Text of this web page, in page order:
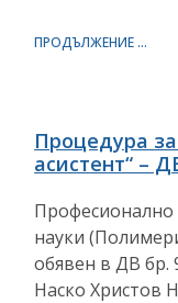
ПРОДЪЛЖЕНИЕ ...
Процедура
асистент“ –
Професионално
науки
обявен в ДВ бр.
Наско Христов